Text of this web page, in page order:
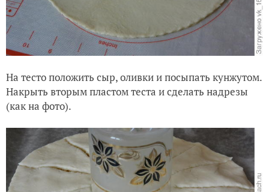
На тесто положить сыр, оливки и посыпать кунжутом.
Накрыть вторым пластом теста и сделать надрезы
(как на фото).